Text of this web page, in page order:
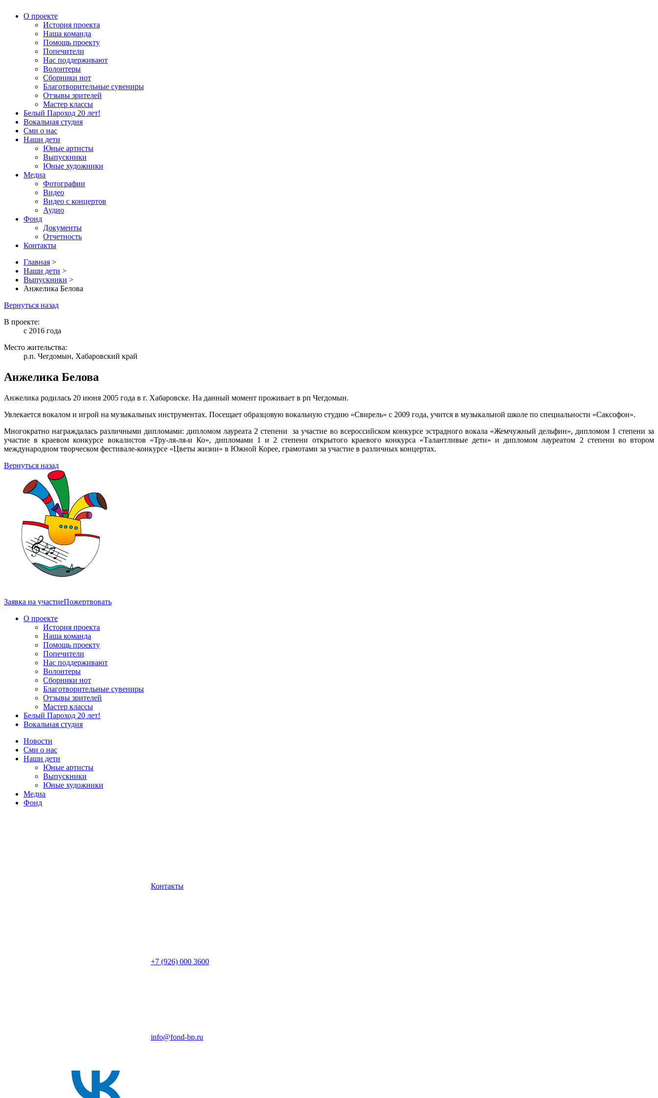
О проекте
История проекта
Наша команда
Помощь проекту
Попечители
Нас поддерживают
Волонтеры
Сборники нот
Благотворительные сувениры
Отзывы зрителей
Мастер классы
Белый Пароход 20 лет!
Вокальная студия
Сми о нас
Наши дети
Юные артисты
Выпускники
Юные художники
Медиа
Фотографии
Видео
Видео с концертов
Аудио
Фонд
Документы
Отчетность
Контакты
Главная >
Наши дети >
Выпускники >
Анжелика Белова
Вернуться назад
В проекте:
с 2016 года
Место жительства:
р.п. Чегдомын, Хабаровский край
Анжелика Белова
Анжелика родилась 20 июня 2005 года в г. Хабаровске. На данный момент проживает в рп Чегдомын.
Увлекается вокалом и игрой на музыкальных инструментах. Посещает образцовую вокальную студию «Свирель» с 2009 года, учится в музыкальной школе по специальности «Саксофон».
Многократно награждалась различными дипломами: дипломом лауреата 2 степени за участие во всероссийском конкурсе эстрадного вокала «Жемчужный дельфин», дипломом 1 степени за
участие в краевом конкурсе вокалистов «Тру-ля-ля-и Ко», дипломами 1 и 2 степени открытого краевого конкурса «Талантливые дети» и дипломом лауреатом 2 степени во втором
международном творческом фестивале-конкурсе «Цветы жизни» в Южной Корее, грамотами за участие в различных концертах.
Вернуться назад
Заявка на участиеПожертвовать
О проекте
История проекта
Наша команда
Помощь проекту
Попечители
Нас поддерживают
Волонтеры
Сборники нот
Благотворительные сувениры
Отзывы зрителей
Мастер классы
Белый Пароход 20 лет!
Вокальная студия
Новости
Сми о нас
Наши дети
Юные артисты
Выпускники
Юные художники
Медиа
Фонд
Контакты
+7 (926) 000 3600
info@fond-bp.ru